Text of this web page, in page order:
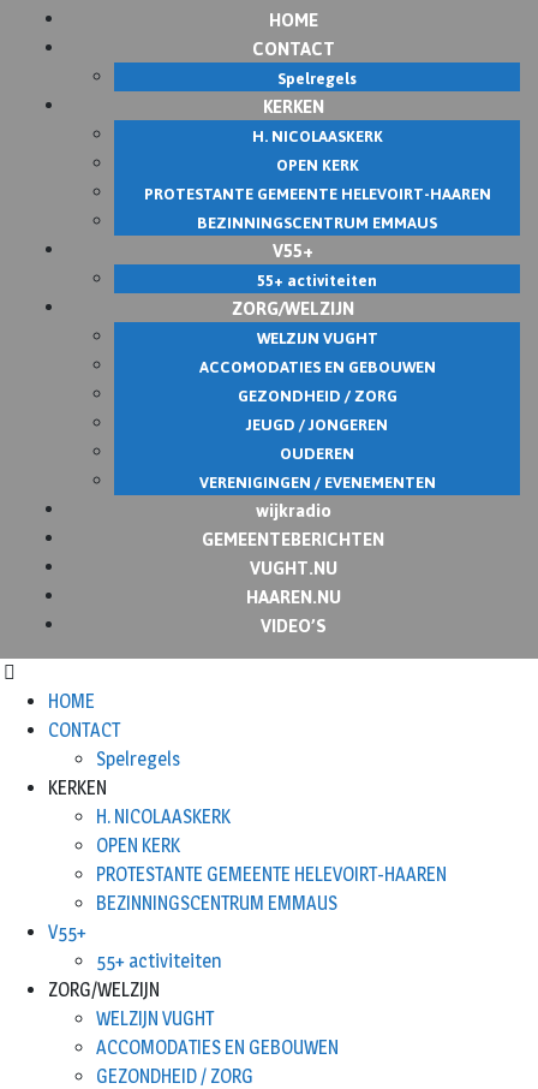
HOME
CONTACT
Spelregels
KERKEN
H. NICOLAASKERK
OPEN KERK
PROTESTANTE GEMEENTE HELEVOIRT-HAAREN
BEZINNINGSCENTRUM EMMAUS
V55+
55+ activiteiten
ZORG/WELZIJN
WELZIJN VUGHT
ACCOMODATIES EN GEBOUWEN
GEZONDHEID / ZORG
JEUGD / JONGEREN
OUDEREN
VERENIGINGEN / EVENEMENTEN
wijkradio
GEMEENTEBERICHTEN
VUGHT.NU
HAAREN.NU
VIDEO’S
HOME
CONTACT
Spelregels
KERKEN
H. NICOLAASKERK
OPEN KERK
PROTESTANTE GEMEENTE HELEVOIRT-HAAREN
BEZINNINGSCENTRUM EMMAUS
V55+
55+ activiteiten
ZORG/WELZIJN
WELZIJN VUGHT
ACCOMODATIES EN GEBOUWEN
GEZONDHEID / ZORG